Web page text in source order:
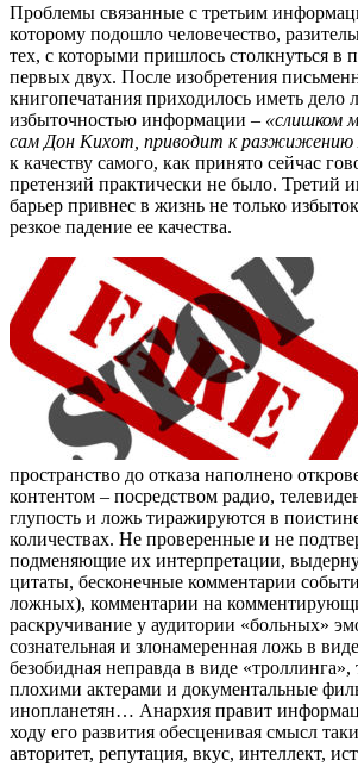
Проблемы связанные с третьим
которому подошло человечество,
тех, с которыми пришлось столкнуться в
первых двух. После изобретения
книгопечатания приходилось иметь
избыточностью информации – «слишком
сам Дон Кихот, приводит к разжижению
к качеству самого, как принято сейчас
претензий практически не было. Третий
барьер привнес в жизнь не только
резкое падение ее качества.
пространство до отказа наполнено
контентом – посредством радио,
глупость и ложь тиражируются в
количествах. Не проверенные и не
подменяющие их интерпретации,
цитаты, бесконечные комментарии
ложных), комментарии на
раскручивание у аудитории «больных»
сознательная и злонамеренная ложь в
безобидная неправда в виде
плохими актерами и документальные
инопланетян… Анархия правит
ходу его развития обесценивая смысл
авторитет, репутация, вкус, интеллект,